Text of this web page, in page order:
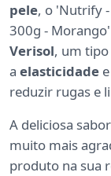
pele, o 'Nutrify -
300g -
Verisol, um
a elasticidade
reduzir rugas e
A deliciosa
muito mais
produto na sua